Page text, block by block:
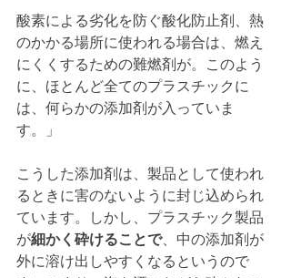
酸素による劣化を防ぐ酸化防止剤、熱
のかかる場所に使われる場合は、燃え
にくくするための難燃剤が。このよう
に、ほとんど全てのプラスチックに
は、何らかの添加剤が入っていま
す。」
こうした添加剤は、製品として使われ
るときに害のないように封じ込められ
ています。しかし、プラスチック製品
が細かく砕けることで、中の添加剤が
外に溶け出しやすくなるというので